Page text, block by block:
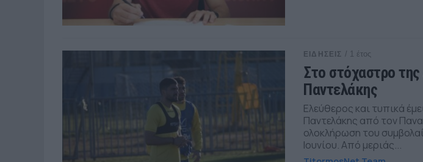
ΕΙΔΗΣΕΙΣ / 1 έτος
Στο στόχαστρο
Παντελάκης
Ελεύθερος και τυπικά
Παντελάκης από τον
ολοκλήρωση του
Ιουνίου. Από μεριάς...